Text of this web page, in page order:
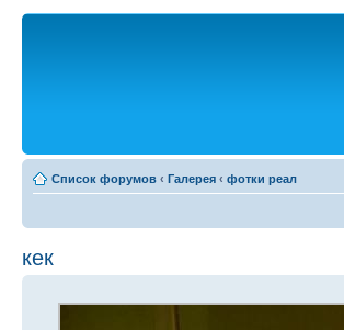
Список форумов ‹ Галерея ‹ фотки реал
кек